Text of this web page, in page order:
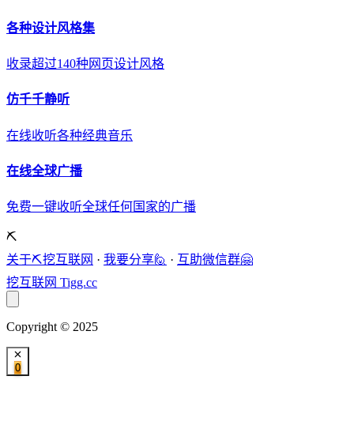
各种设计风格集
收录超过140种网页设计风格
仿千千静听
在线收听各种经典音乐
在线全球广播
免费一键收听全球任何国家的广播
⛏️
关于⛏️挖互联网 · 我要分享🙋 · 互助微信群🤗
挖互联网 Tigg.cc
Copyright © 2025
0